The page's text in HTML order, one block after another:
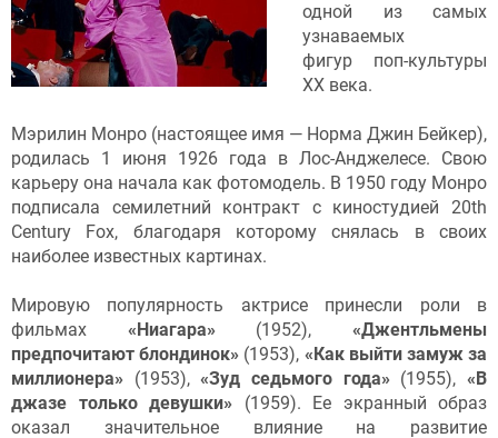
одной из самых
узнаваемых
фигур поп-культуры
XX века.
Мэрилин Монро (настоящее имя — Норма Джин Бейкер),
родилась 1 июня 1926 года в Лос-Анджелесе. Свою
карьеру она начала как фотомодель. В 1950 году Монро
подписала семилетний контракт с киностудией 20th
Century Fox, благодаря которому снялась в своих
наиболее известных картинах.
Мировую популярность актрисе принесли роли в
фильмах «Ниагара» (1952),«Джентльмены
предпочитают блондинок» (1953), «Как выйти замуж за
миллионера» (1953),«Зуд седьмого года» (1955),«В
джазе только девушки» (1959). Ее экранный образ
оказал значительное влияние на развитие